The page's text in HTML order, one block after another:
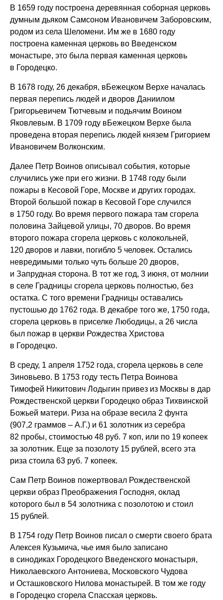
В 1659 году построена деревянная соборная церковь
думным дьяком Самсоном Ивановичем Заборовским,
родом из села Шеломени. Им же в 1680 году
построена каменная церковь во Введенском
монастыре, это была первая каменная церковь
в Городецко.
В 1678 году, 26 декабря, вБежецком Верхе началась
первая перепись людей и дворов Даниилом
Григорьевичем Тютчевым и подьячим Воином
Яковлевым. В 1709 году вБежецком Верхе была
проведена вторая перепись людей князем Григорием
Ивановичем Волконским.
Далее Петр Воинов описывал события, которые
случились уже при его жизни. В 1748 году были
пожары в Кесовой Горе, Москве и других городах.
Второй большой пожар в Кесовой Горе случился
в 1750 году. Во время первого пожара там сгорела
половина Зайцевой улицы, 70 дворов. Во время
второго пожара сгорела церковь с колокольней,
120 дворов и лавки, погибло 5 человек. Остались
невредимыми только чуть больше 20 дворов,
и Запрудная сторона. В тот же год, 3 июня, от молнии
в селе Градницы сгорела церковь полностью, без
остатка. С того времени Градницы оставались
пустошью до 1762 года. В декабре того же, 1750 года,
сгорела церковь в приселке Любодицы, а 26 числа
был пожар в церкви Рождества Христова
в Городецко.
В среду, 1 апреля 1752 года, сгорела церковь в селе
Зиновьево. В 1753 году тесть Петра Воинова
Тимофей Никитович Лодыгин привез из Москвы в дар
Рождественской церкви Городецко образ Тихвинской
Божьей матери. Риза на образе весила 2 фунта
(907,2 граммов – А.Г.) и 61 золотник из серебра
82 пробы, стоимостью 48 руб. 7 коп, или по 19 копеек
за золотник. Еще за позолоту 15 рублей, всего эта
риза стоила 63 руб. 7 копеек.
Сам Петр Воинов пожертвовал Рождественской
церкви образ Преображения Господня, оклад
которого был в 54 золотника с позолотою и стоил
15 рублей.
В 1754 году Петр Воинов писал о смерти своего брата
Алексея Кузьмича, чье имя было записано
в синодиках Городецкого Введенского монастыря,
Николаевского Антониева, Московского Чудова
и Осташковского Нилова монастырей. В том же году
в Городецко сгорела Спасская церковь.